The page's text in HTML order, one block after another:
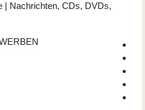
| Nachrichten, CDs, DVDs,